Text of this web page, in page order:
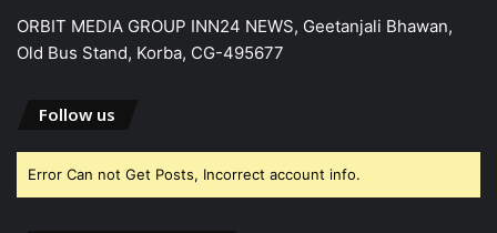
ORBIT MEDIA GROUP INN24 NEWS, Geetanjali Bhawan,
Old Bus Stand, Korba, CG-495677
Follow us
Error Can not Get Posts, Incorrect account info.